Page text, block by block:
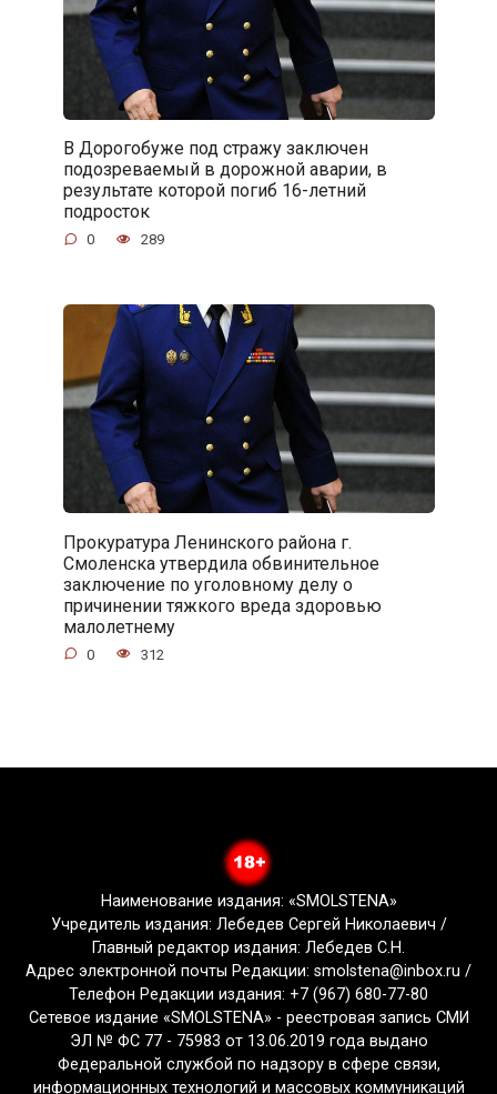
В Дорогобуже под стражу заключен
подозреваемый в дорожной аварии, в
результате которой погиб 16-летний
подросток
0 289
Прокуратура Ленинского района г.
Смоленска утвердила обвинительное
заключение по уголовному делу о
причинении тяжкого вреда здоровью
малолетнему
0 312
Наименование издания: «SMOLSTENA»
Учредитель издания: Лебедев Сергей Николаевич /
Главный редактор издания: Лебедев С.Н.
Адрес электронной почты Редакции: smolstena@inbox.ru /
Телефон Редакции издания: +7 (967) 680-77-80
Сетевое издание «SMOLSTENA» - реестровая запись СМИ
ЭЛ № ФС 77 - 75983 от 13.06.2019 года выдано
Федеральной службой по надзору в сфере связи,
информационных технологий и массовых коммуникаций